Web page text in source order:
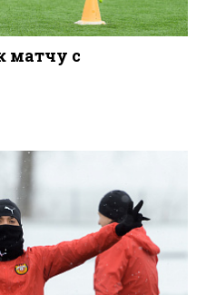
матчу с